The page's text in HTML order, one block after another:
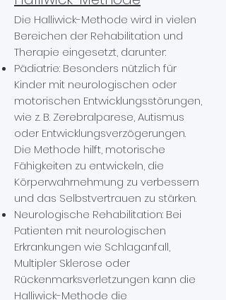
Die Halliwick-Methode wird in vielen
Bereichen der Rehabilitation und
Therapie eingesetzt, darunter:
Pädiatrie: Besonders nützlich für
Kinder mit neurologischen oder
motorischen Entwicklungsstörungen,
wie z. B. Zerebralparese, Autismus
oder Entwicklungsverzögerungen.
Die Methode hilft, motorische
Fähigkeiten zu entwickeln, die
Körperwahrnehmung zu verbessern
und das Selbstvertrauen zu stärken.
Neurologische Rehabilitation: Bei
Patienten mit neurologischen
Erkrankungen wie Schlaganfall,
Multipler Sklerose oder
Rückenmarksverletzungen kann die
Halliwick-Methode die